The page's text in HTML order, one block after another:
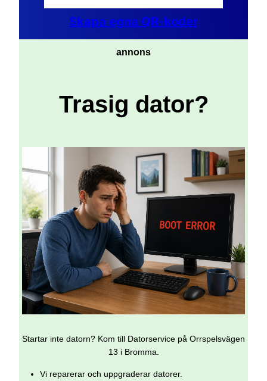
Skapa egna QR-koder
annons
Trasig dator?
Startar inte datorn? Kom till Datorservice på Orrspelsvägen
13 i Bromma.
Vi reparerar och uppgraderar datorer.